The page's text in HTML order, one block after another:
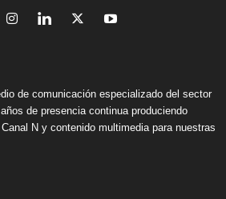
de comunicación especializado del sector
de presencia continua produciendo
N y contenido multimedia para nuestras